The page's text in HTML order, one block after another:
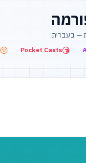
— בעברית.
Pocket Casts